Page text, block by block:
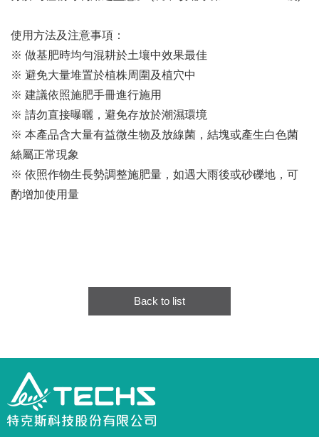
使用方法及注意事項：
※ 做基肥時均勻混耕於土壤中效果最佳
※ 避免大量堆置於植株周圍及植穴中
※ 建議依照施肥手冊進行施用
※ 請勿直接曝曬，避免存放於潮濕環境
※ 本產品含大量有益微生物及放線菌，結塊或產生白色菌
絲屬正常現象
※ 依照作物生長勢調整施肥量，如遇大雨後或砂礫地，可
酌增加使用量
Back to list